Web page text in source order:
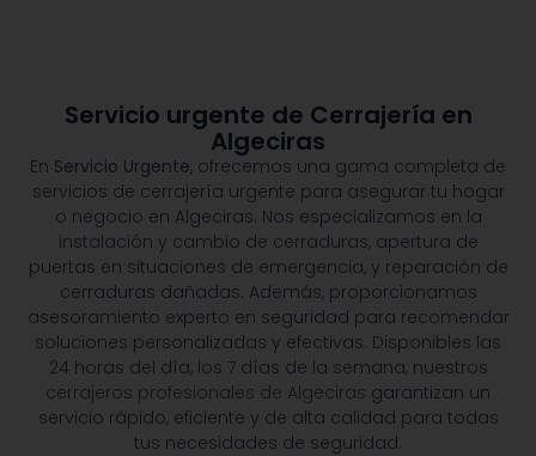
Servicio urgente de Cerrajería en
Algeciras
En Servicio Urgente, ofrecemos una gama completa de
servicios de cerrajería urgente para asegurar tu hogar
o negocio en Algeciras. Nos especializamos en la
instalación y cambio de cerraduras, apertura de
puertas en situaciones de emergencia, y reparación de
cerraduras dañadas. Además, proporcionamos
asesoramiento experto en seguridad para recomendar
soluciones personalizadas y efectivas. Disponibles las
24 horas del día, los 7 días de la semana, nuestros
cerrajeros profesionales de Algeciras garantizan un
servicio rápido, eficiente y de alta calidad para todas
tus necesidades de seguridad.